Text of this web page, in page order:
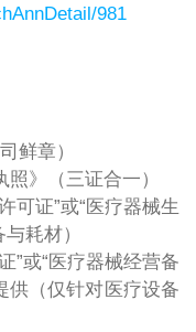
981
鲜章）
》（三证合一）
可证”或“医疗器械生
耗材）
”或“医疗器械经营备
供（仅针对医疗设备